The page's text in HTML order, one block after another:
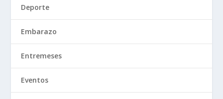
Deporte
Embarazo
Entremeses
Eventos